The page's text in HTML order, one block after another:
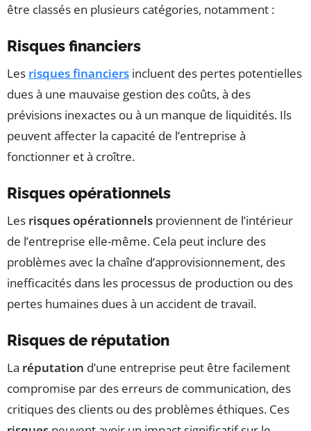
être classés en plusieurs catégories, notamment :
Risques financiers
Les risques financiers incluent des pertes potentielles
dues à une mauvaise gestion des coûts, à des
prévisions inexactes ou à un manque de liquidités. Ils
peuvent affecter la capacité de l’entreprise à
fonctionner et à croître.
Risques opérationnels
Les risques opérationnels proviennent de l’intérieur
de l’entreprise elle-même. Cela peut inclure des
problèmes avec la chaîne d’approvisionnement, des
inefficacités dans les processus de production ou des
pertes humaines dues à un accident de travail.
Risques de réputation
La réputation d’une entreprise peut être facilement
compromise par des erreurs de communication, des
critiques des clients ou des problèmes éthiques. Ces